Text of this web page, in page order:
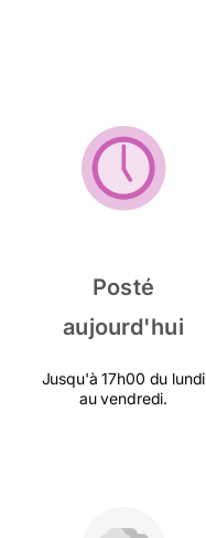
Posté
aujourd'hui
Jusqu'à 17h00 du lundi
au vendredi.